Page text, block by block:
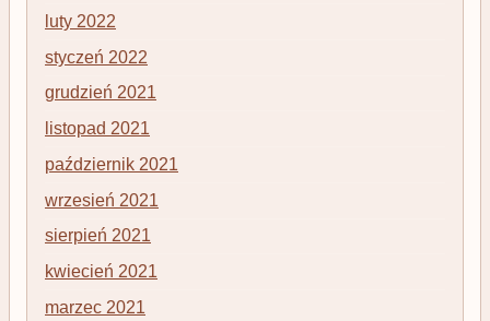
luty 2022
styczeń 2022
grudzień 2021
listopad 2021
październik 2021
wrzesień 2021
sierpień 2021
kwiecień 2021
marzec 2021